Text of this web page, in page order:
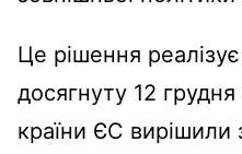
Це рішення
досягнуту 12
країни ЄС вирішили